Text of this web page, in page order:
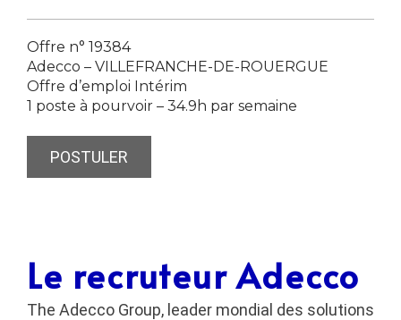
Offre n° 19384
Adecco – VILLEFRANCHE-DE-ROUERGUE
Offre d’emploi Intérim
1 poste à pourvoir – 34.9h par semaine
POSTULER
Le recruteur Adecco
The Adecco Group, leader mondial des solutions